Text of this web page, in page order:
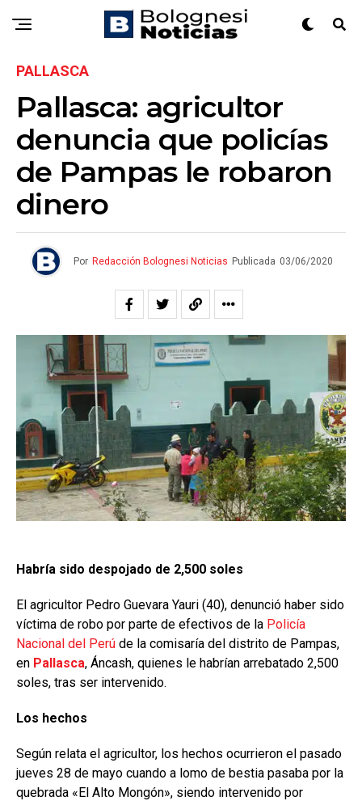
PALLASCA
Pallasca: agricultor
denuncia que policías
de Pampas le robaron
dinero
Por Redacción Bolognesi Noticias Publicada 03/06/2020
Habría sido despojado de 2,500 soles
El agricultor Pedro Guevara Yauri (40), denunció haber sido
víctima de robo por parte de efectivos de la Policía
Nacional del Perú de la comisaría del distrito de Pampas,
en Pallasca, Áncash, quienes le habrían arrebatado 2,500
soles, tras ser intervenido.
Los hechos
Según relata el agricultor, los hechos ocurrieron el pasado
jueves 28 de mayo cuando a lomo de bestia pasaba por la
quebrada «El Alto Mongón», siendo intervenido por